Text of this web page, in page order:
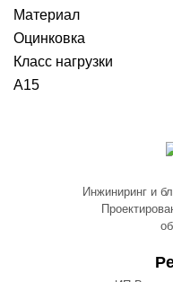
Материал
Оцинковка
Класс нагрузки
А15
Инжиниринг и